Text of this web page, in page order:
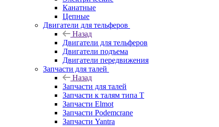
Канатные
Цепные
Двигатели для тельферов
Назад
Двигатели для тельферов
Двигатели подъема
Двигатели передвижения
Запчасти для талей
Назад
Запчасти для талей
Запчасти к талям типа Т
Запчасти Elmot
Запчасти Podemcrane
Запчасти Yantra